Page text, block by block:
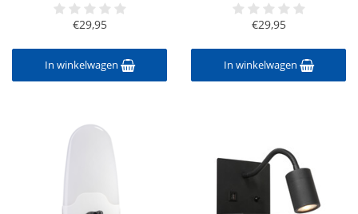
€29,95
In winkelwagen
€29,95
In winkelwagen